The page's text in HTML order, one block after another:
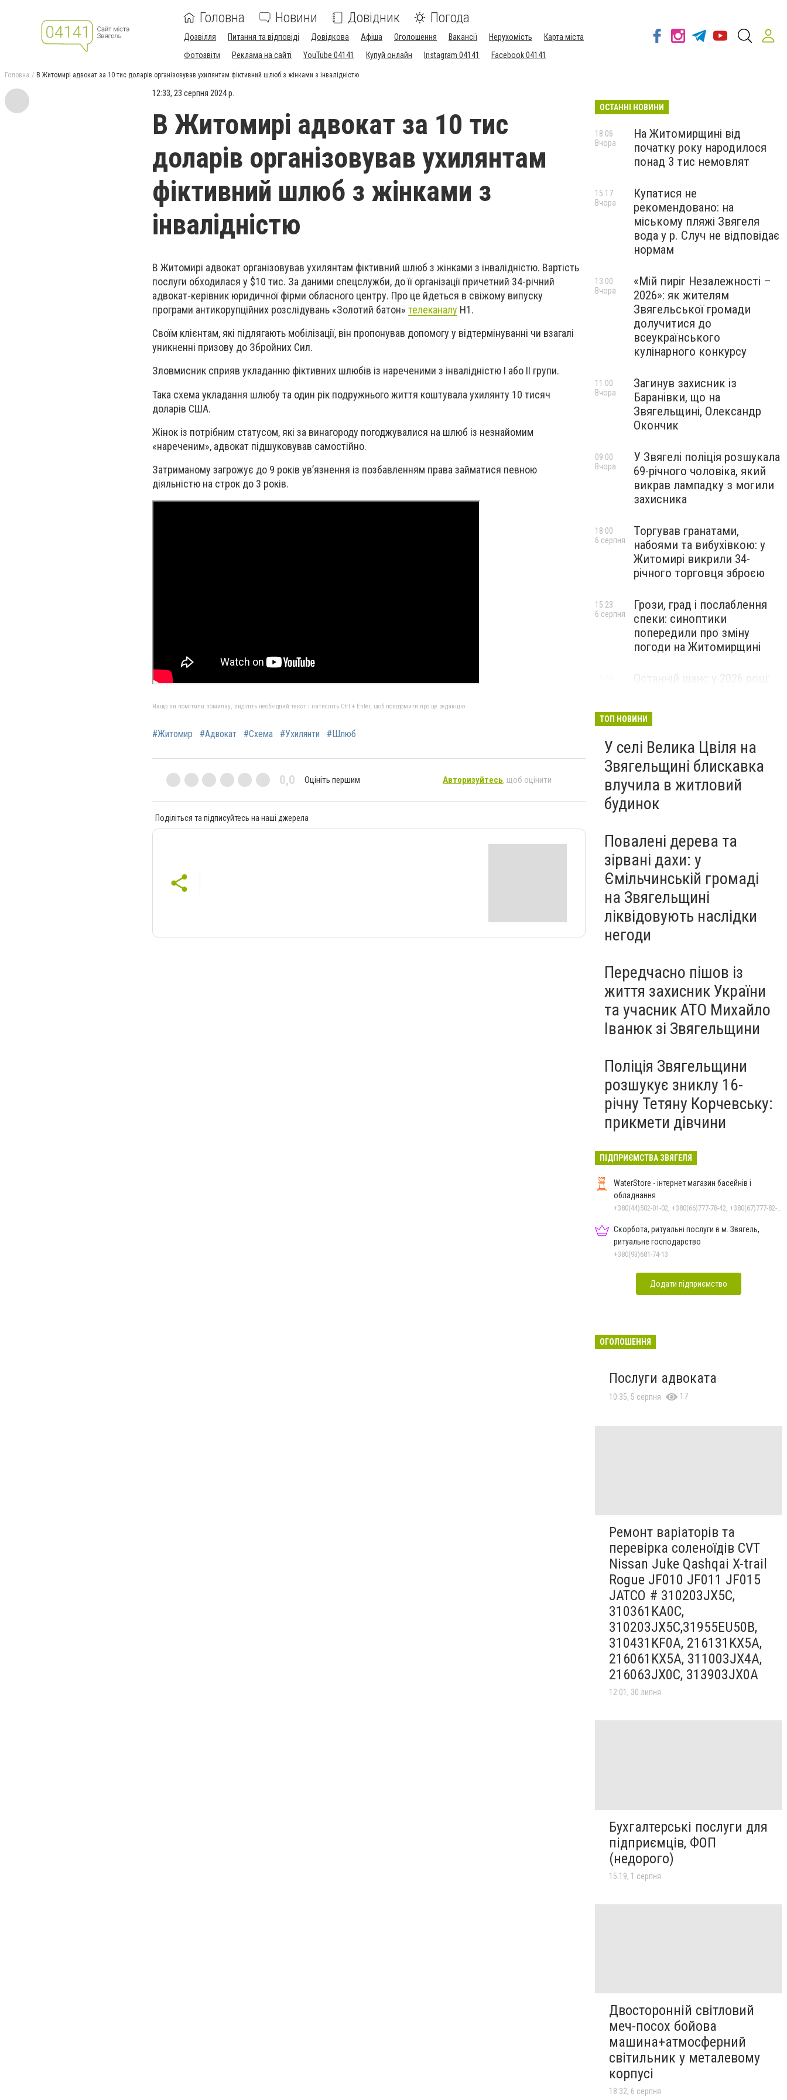
Головна Новини Довідник Погода
Дозвілля Питання та відповіді Довідкова Афіша Оголошення Вакансії Нерухомість
Карта міста
Фотозвіти
Реклама на сайті YouTube 04141 Купуй онлайн Instagram 04141 Facebook 04141
Головна В Житомирі адвокат за 10 тис доларів організовував ухилянтам фіктивний шлюб з жінками з інвалідністю
12:33, 23 серпня 2024 р.
В Житомирі адвокат за 10 тис
доларів організовував ухилянтам
фіктивний шлюб з жінками з
інвалідністю
В Житомирі адвокат організовував ухилянтам фіктивний шлюб з жінками з інвалідністю. Вартість
послуги обходилася у $10 тис. За даними спецслужби, до її організації причетний 34-річний
адвокат-керівник юридичної фірми обласного центру. Про це йдеться в свіжому випуску
програми антикорупційних розслідувань «Золотий батон» телеканалу Н1.
Своїм клієнтам, які підлягають мобілізації, він пропонував допомогу у відтермінуванні чи взагалі
уникненні призову до Збройних Сил.
Зловмисник сприяв укладанню фіктивних шлюбів із нареченими з інвалідністю І або ІІ групи.
Така схема укладання шлюбу та один рік подружнього життя коштувала ухилянту 10 тисяч
доларів США.
Жінок із потрібним статусом, які за винагороду погоджувалися на шлюб із незнайомим
«нареченим», адвокат підшуковував самостійно.
Затриманому загрожує до 9 років ув’язнення із позбавленням права займатися певною
діяльністю на строк до 3 років.
Якщо ви помітили помилку, виділіть необхідний текст і натисніть Ctrl + Enter, щоб повідомити про це редакцію
#Житомир #Адвокат #Схема #Ухилянти #Шлюб
0,0 Оцініть першим Авторизуйтесь, щоб оцінити
Поділіться та підписуйтесь на наші джерела
ОСТАННІ НОВИНИ
На Житомирщині від
початку року народилося
понад 3 тис немовлят
18:06
Вчора
Купатися не
рекомендовано: на
міському пляжі Звягеля
вода у р. Случ не відповідає
нормам
15:17
Вчора
«Мій пиріг Незалежності –
2026»: як жителям
Звягельської громади
долучитися до
всеукраїнського
кулінарного конкурсу
13:00
Вчора
Загинув захисник із
Баранівки, що на
Звягельщині, Олександр
Окончик
11:00
Вчора
У Звягелі поліція розшукала
69-річного чоловіка, який
викрав лампадку з могили
захисника
09:00
Вчора
Торгував гранатами,
набоями та вибухівкою: у
Житомирі викрили 34-
річного торговця зброєю
18:00
6 серпня
Грози, град і послаблення
спеки: синоптики
попередили про зміну
погоди на Житомирщині
15:23
6 серпня
Останній шанс у 2026 році:
майбутніх водійок автобусів
ТОП НОВИНИ
У селі Велика Цвіля на
Звягельщині блискавка
влучила в житловий
будинок
Повалені дерева та
зірвані дахи: у
Ємільчинській громаді
на Звягельщині
ліквідовують наслідки
негоди
Передчасно пішов із
життя захисник України
та учасник АТО Михайло
Іванюк зі Звягельщини
Поліція Звягельщини
розшукує зниклу 16-
річну Тетяну Корчевську:
прикмети дівчини
ПІДПРИЄМСТВА ЗВЯГЕЛЯ
WaterStore - інтернет магазин басейнів і
обладнання
+380(44)502-01-02, +380(66)777-78-42, +380(67)777-82-19, +380(67)890-80-80, +380(73)890-80-80, +380(44)502-01-03
Скорбота, ритуальні послуги в м. Звягель,
ритуальне господарство
+380(93)681-74-13
Додати підприємство
ОГОЛОШЕННЯ
Послуги адвоката
10:35, 5 серпня 17
Ремонт варіаторів та
перевірка соленоїдів CVT
Nissan Juke Qashqai X-trail
Rogue JF010 JF011 JF015
JATCO # 310203JX5C,
310361KA0C,
310203JX5C,31955EU50B,
310431KF0A, 216131KX5A,
216061KX5A, 311003JX4A,
216063JX0C, 313903JX0A
12:01, 30 липня
Бухгалтерські послуги для
підприємців, ФОП
(недорого)
15:19, 1 серпня
Двосторонній світловий
меч-посох бойова
машина+атмосферний
світильник у металевому
корпусі
18:32, 6 серпня